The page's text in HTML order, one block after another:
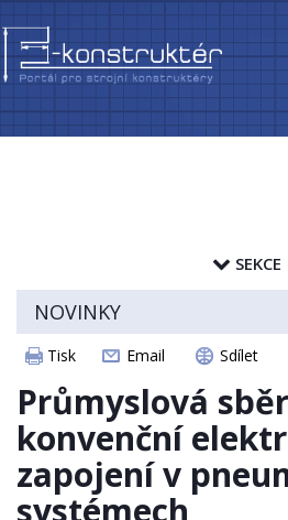
PŘEVODY
CAD
STROJNICKÉ
SEKCE
STROJNÍ
NOVINKY
Tisk Email Sdílet
Průmyslová
konvenční
zapojení v
systémech